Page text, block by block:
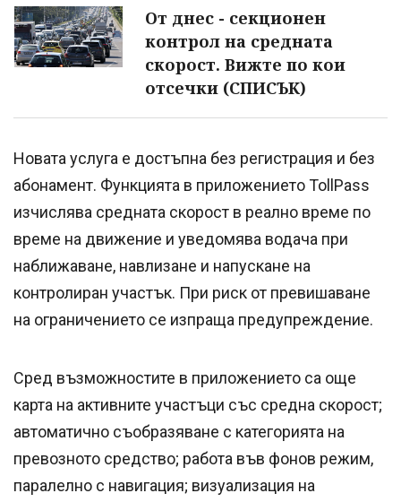
От днес - секционен
контрол на средната
скорост. Вижте по кои
отсечки (СПИСЪК)
Новата услуга е достъпна без регистрация и без
абонамент. Функцията в приложението TollPass
изчислява средната скорост в реално време по
време на движение и уведомява водача при
наближаване, навлизане и напускане на
контролиран участък. При риск от превишаване
на ограничението се изпраща предупреждение.
Сред възможностите в приложението са още
карта на активните участъци със средна скорост;
автоматично съобразяване с категорията на
превозното средство; работа във фонов режим,
паралелно с навигация; визуализация на